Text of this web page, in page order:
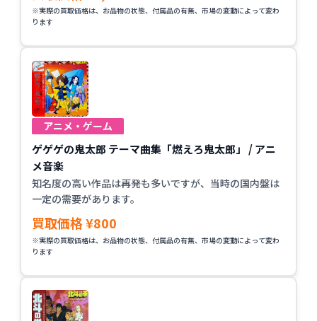
※実際の買取価格は、お品物の状態、付属品の有無、市場の変動によって変わ
ります
アニメ・ゲーム
ゲゲゲの鬼太郎 テーマ曲集「燃えろ鬼太郎」 / アニ
メ音楽
知名度の高い作品は再発も多いですが、当時の国内盤は
一定の需要があります。
買取価格 ¥800
※実際の買取価格は、お品物の状態、付属品の有無、市場の変動によって変わ
ります